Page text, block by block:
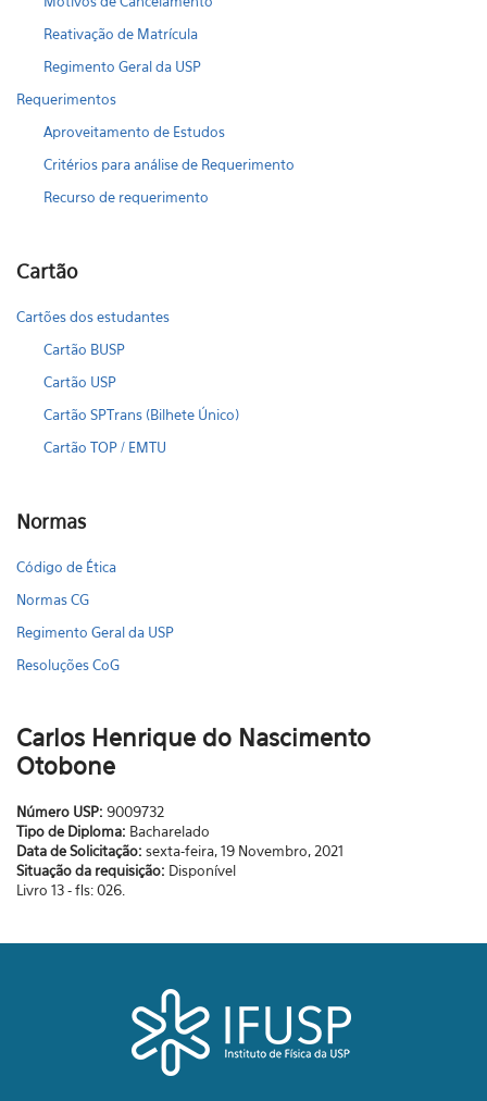
Reativação de Matrícula
Regimento Geral da USP
Requerimentos
Aproveitamento de Estudos
Critérios para análise de Requerimento
Recurso de requerimento
Cartão
Cartões dos estudantes
Cartão BUSP
Cartão USP
Cartão SPTrans (Bilhete Único)
Cartão TOP / EMTU
Normas
Código de Ética
Normas CG
Regimento Geral da USP
Resoluções CoG
Carlos Henrique do Nascimento
Otobone
Número USP: 9009732
Tipo de Diploma: Bacharelado
Data de Solicitação: sexta-feira, 19 Novembro, 2021
Situação da requisição: Disponível
Livro 13 - fls: 026.